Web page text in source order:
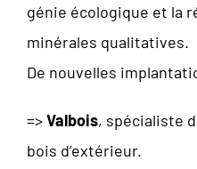
génie écologique et la
minérales qualitatives.
De nouvelles
=>Valbois, spécialiste
bois d’extérieur.